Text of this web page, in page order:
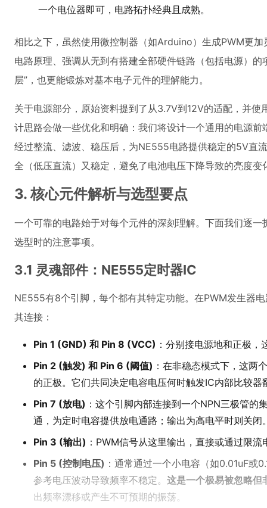
一个电位器即可，电路拓扑经典且成熟。
相比之下，虽然使用微控制器（如Arduino）生成PWM更
电路原理、强调从无到有搭建全部硬件链路（包括电源）
层”，也更能锻炼对基本电子元件的理解能力。
关于电源部分，原始资料提到了从3.7V到12V的适配，并
计思路会做一些优化和明确：我们将设计一个通用的电源
经过整流、滤波、稳压后，为NE555电路提供稳定的5V直
全（低压直流）又稳定，避免了电池电压下降导致的亮度变
3. 核心元件解析与选型要点
一个可靠的电路始于对每个元件的深刻理解。下面我们逐
选型时的注意事项。
3.1 灵魂部件：NE555定时器IC
NE555有8个引脚，每个都有其特定功能。在PWM发生器
其连接：
Pin 1 (GND) 和 Pin 8 (VCC) ：分别接电源地和正极，
Pin 2 (触发) 和 Pin 6 (阈值) ：在非稳态模式下，这两
的正极。它们共同决定电容电压何时触发IC内部比较器
Pin 7 (放电) ：这个引脚内部连接到一个NPN三极管的
通，为定时电容提供放电通路；输出为高电平时则关闭
Pin 3 (输出) ：PWM信号从这里输出，直接或通过限流
Pin 5 (控制电压) ：通常通过一个小电容（如0.01uF或
参考电压波动导致频率不稳定。 这是一个极易被忽略但
出频率漂移或产生不可预期的振荡。